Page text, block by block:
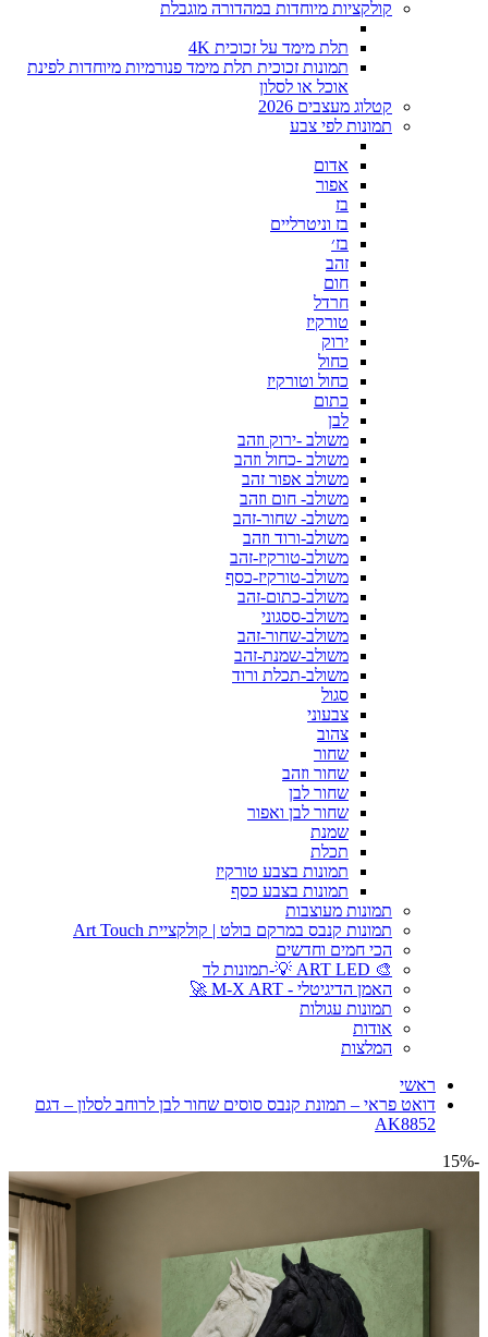
קולקציות מיוחדות במהדורה מוגבלת
תלת מימד על זכוכית 4K
תמונות זכוכית תלת מימד פנורמיות מיוחדות לפינת
אוכל או לסלון
קטלוג מעצבים 2026
תמונות לפי צבע
אדום
אפור
בז
בז וניטרליים
בז׳
זהב
חום
חרדל
טורקיז
ירוק
כחול
כחול וטורקיז
כתום
לבן
משולב -ירוק וזהב
משולב -כחול וזהב
משולב אפור זהב
משולב- חום וזהב
משולב- שחור-זהב
משולב-ורוד וזהב
משולב-טורקיז-זהב
משולב-טורקיז-כסף
משולב-כתום-זהב
משולב-ססגוני
משולב-שחור-זהב
משולב-שמנת-זהב
משולב-תכלת ורוד
סגול
צבעוני
צהוב
שחור
שחור וזהב
שחור לבן
שחור לבן ואפור
שמנת
תכלת
תמונות בצבע טורקיז
תמונות בצבע כסף
תמונות מעוצבות
תמונות קנבס במרקם בולט | קולקציית Art Touch
הכי חמים וחדשים
🎨 ART LED 💡-תמונות לד
האמן הדיגיטלי - M-X ART 🚀
תמונות עגולות
אודות
המלצות
ראשי
דואט פראי – תמונת קנבס סוסים שחור לבן לרוחב לסלון – דגם
AK8852
-15%